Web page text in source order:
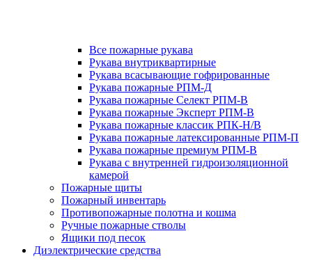
Все пожарные рукава
Рукава внутриквартирные
Рукава всасывающие гофрированные
Рукава пожарные РПМ-Д
Рукава пожарные Селект РПМ-В
Рукава пожарные Эксперт РПМ-В
Рукава пожарные классик РПК-Н/В
Рукава пожарные латексированные РПМ-П
Рукава пожарные премиум РПМ-В
Рукава с внутренней гидроизоляционной
камерой
Пожарные щиты
Пожарный инвентарь
Противопожарные полотна и кошма
Ручные пожарные стволы
Ящики под песок
Диэлектрические средства